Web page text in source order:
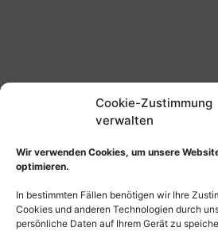
Cookie-Zustimmung
verwalten
Wir verwenden Cookies, um unsere
optimieren.
In bestimmten Fällen benötigen wir Ihre
Cookies und anderen Technologien durch
persönliche Daten auf Ihrem Gerät zu